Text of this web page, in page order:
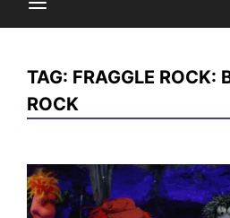
TAG: FRAGGLE ROCK:
ROCK